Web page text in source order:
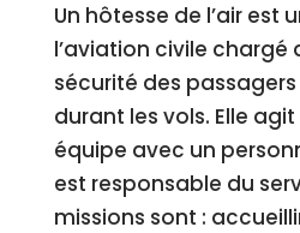
Un hôtesse de l’air est
l’aviation civile chargé
sécurité des
durant les vols. Elle
équipe avec un
est responsable du
missions sont :